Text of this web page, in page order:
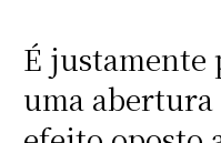
É justamente
uma